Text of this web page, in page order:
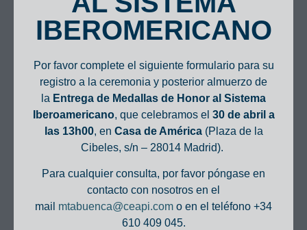
IBEROMERICANO
Por favor complete el siguiente formulario para su
registro a la ceremonia y posterior almuerzo de
la Entrega de Medallas de Honor al Sistema
Iberoamericano, que celebramos el 30 de abril a
las 13h00, en Casa de América(Plaza de la
Cibeles, s/n – 28014 Madrid).
Para cualquier consulta, por favor póngase en
contacto con nosotros en el
mail mtabuenca@ceapi.com o en el teléfono +34
610 409 045.